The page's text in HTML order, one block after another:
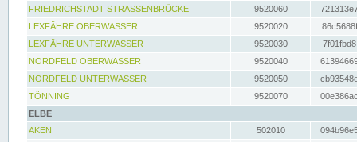
FRIEDRICHSTADT STRASSENBRÜCKE
9520060
LEXFÄHRE OBERWASSER
9520020
LEXFÄHRE UNTERWASSER
9520030
NORDFELD OBERWASSER
9520040
NORDFELD UNTERWASSER
9520050
TÖNNING
9520070
ELBE
AKEN
502010